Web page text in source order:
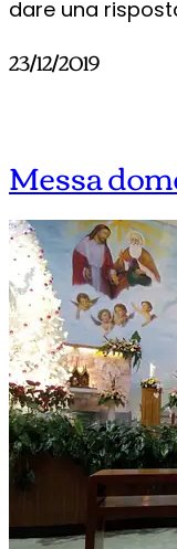
dare una
23/12/2019
Messa